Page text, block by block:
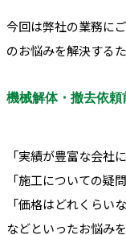
今回は弊社の業務に
のお悩みを解決する
機械解体・撤去依
「実績が豊富な会社
「施工についての疑
「価格はどれくらい
などといったお悩み